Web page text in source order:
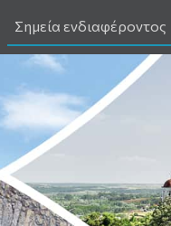
Σημεία ενδιαφέροντος